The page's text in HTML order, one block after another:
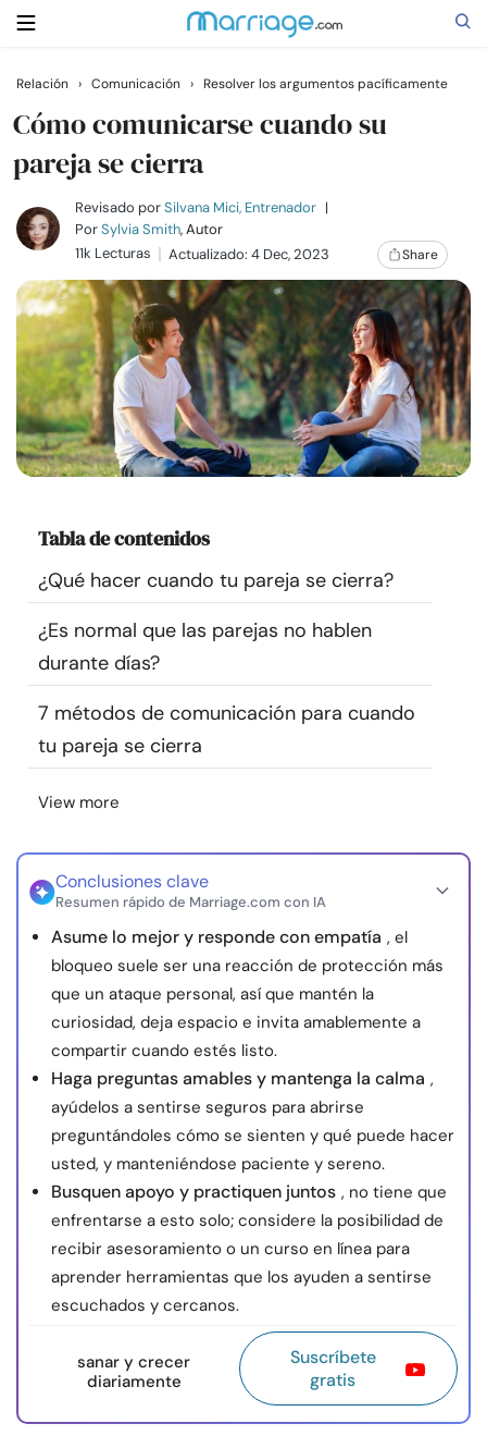
Buscar
Casarse
Relaciones
Familia
Ayuda
Cursos
Comunidad
Encuentra un terapeuta
nosotros
© Copyright 2026. Todos los derechos reservados.
Relación › Comunicación › Resolver los argumentos pacíficamente
Cómo comunicarse cuando su
pareja se cierra
Revisado porSilvana Mici, Entrenador |
PorSylvia Smith, Autor
11k Lecturas
Actualizado: 4 Dec, 2023 Share
Tabla de contenidos
¿Qué hacer cuando tu pareja se cierra?
¿Es normal que las parejas no hablen
durante días?
7 métodos de comunicación para cuando
tu pareja se cierra
View more
Conclusiones clave
Resumen rápido de Marriage.com con IA
Asume lo mejor y responde con empatía , el
bloqueo suele ser una reacción de protección más
que un ataque personal, así que mantén la
curiosidad, deja espacio e invita amablemente a
compartir cuando estés listo.
Haga preguntas amables y mantenga la calma ,
ayúdelos a sentirse seguros para abrirse
preguntándoles cómo se sienten y qué puede hacer
usted, y manteniéndose paciente y sereno.
Busquen apoyo y practiquen juntos , no tiene que
enfrentarse a esto solo; considere la posibilidad de
recibir asesoramiento o un curso en línea para
aprender herramientas que los ayuden a sentirse
escuchados y cercanos.
sanar y crecer
diariamente
Suscríbete
gratis